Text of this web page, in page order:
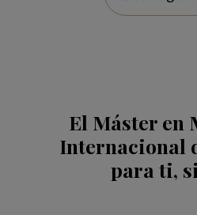
El Máster en
Internacional
para ti,